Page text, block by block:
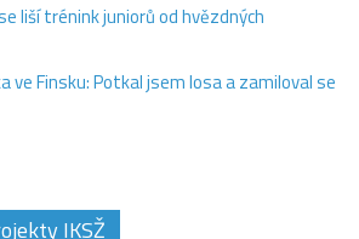
liší trénink juniorů od hvězdných
ve Finsku: Potkal jsem losa a zamiloval se
IKSŽ